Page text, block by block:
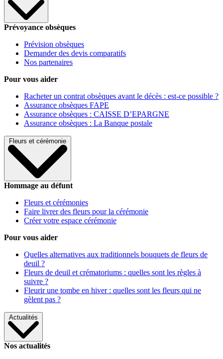
Prévoyance obsèques
Prévision obsèques
Demander des devis comparatifs
Nos partenaires
Pour vous aider
Racheter un contrat obsèques avant le décès : est-ce possible ?
Assurance obsèques FAPE
Assurance obsèques : CAISSE D’EPARGNE
Assurance obsèques : La Banque postale
Fleurs et cérémonie
Hommage au défunt
Fleurs et cérémonies
Faire livrer des fleurs pour la cérémonie
Créer votre espace cérémonie
Pour vous aider
Quelles alternatives aux traditionnels bouquets de fleurs de
deuil ?
Fleurs de deuil et crématoriums : quelles sont les règles à
suivre ?
Fleurir une tombe en hiver : quelles sont les fleurs qui ne
gèlent pas ?
Actualités
Nos actualités